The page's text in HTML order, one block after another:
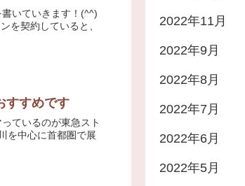
いていきます！(^^)
すすめです
ているのが東急スト
2022年11月
2022年9月
2022年8月
2022年7月
2022年6月
2022年5月